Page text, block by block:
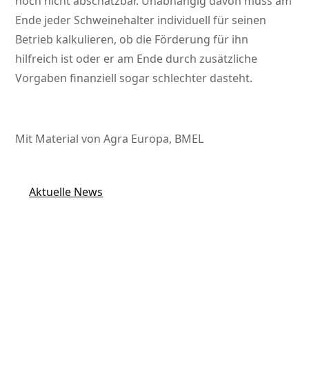
Ende jeder Schweinehalter individuell für seinen
Betrieb kalkulieren, ob die Förderung für ihn
hilfreich ist oder er am Ende durch zusätzliche
Vorgaben finanziell sogar schlechter dasteht.
Mit Material von Agra Europa, BMEL
Aktuelle News